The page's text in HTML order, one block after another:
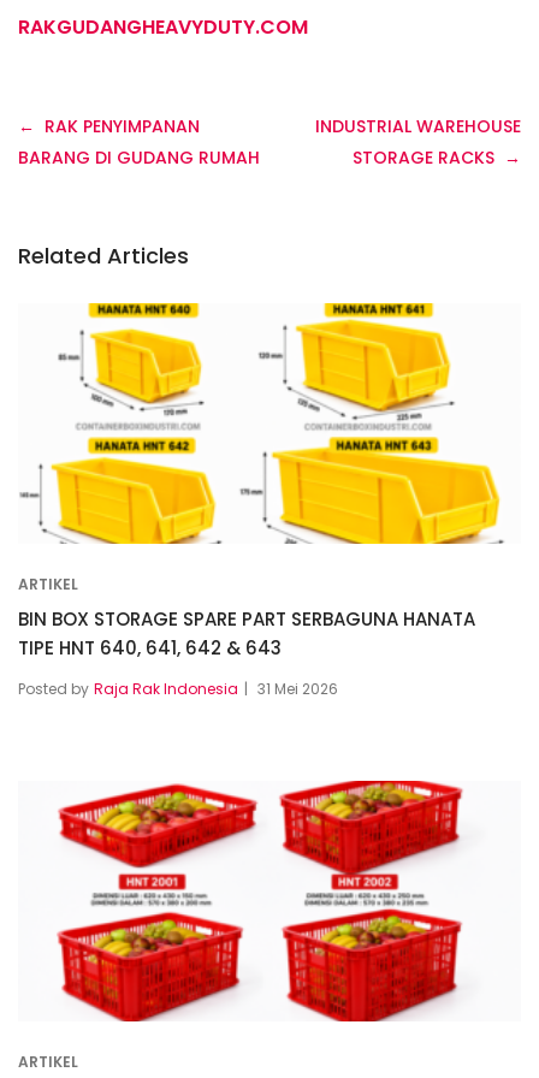
RAKGUDANGHEAVYDUTY.COM
Navigasi
pos
RAK PENYIMPANAN
BARANG DI GUDANG RUMAH
INDUSTRIAL WAREHOUSE
STORAGE RACKS
Related Articles
ARTIKEL
BIN BOX STORAGE SPARE PART SERBAGUNA HANATA
TIPE HNT 640, 641, 642 & 643
Posted by Raja Rak Indonesia 31 Mei 2026
ARTIKEL